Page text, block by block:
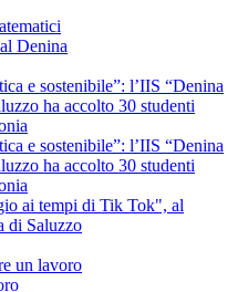
Denina
e sostenibile”: l’IIS “Denina
ha accolto 30 studenti
e sostenibile”: l’IIS “Denina
ha accolto 30 studenti
ai tempi di Tik Tok", al
di Saluzzo
un lavoro